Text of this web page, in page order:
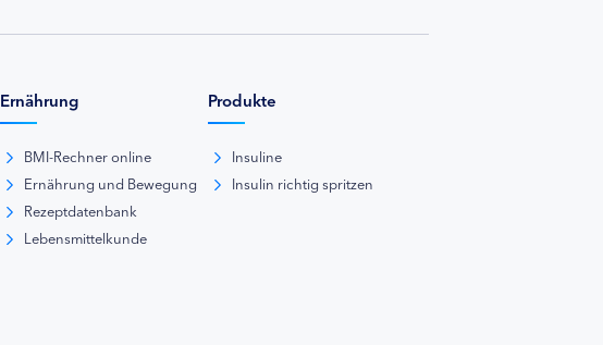
Ernährung
BMI-Rechner online
Ernährung und Bewegung
Rezeptdatenbank
Lebensmittelkunde
Produkte
Insuline
Insulin richtig spritzen